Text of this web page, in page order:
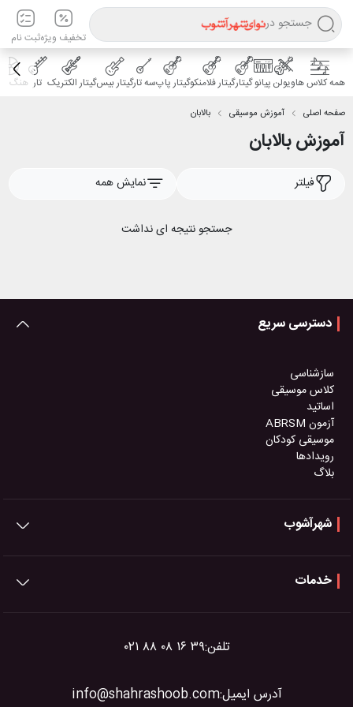
جستجو در
تخفیف ویژهثبت نام
همه کلاس هاویولن پیانوگیتارگیتار فلامنکوگیتار پاپسه تارگیتار بیسگیتار الکتریک تار هنگ
صفحه اصلی آموزش موسیقی بالابان
آموزش بالابان
فیلتر نمایش همه
جستجو نتیجه ای نداشت
تلفن:۰۲۱ ۸۸ ۰۸ ۱۶ ۳۹
آدرس ایمیل:info@shahrashoob.com
دسترسی سریع
سازشناسی
کلاس موسیقی
اساتید
آزمون ABRSM
موسیقی کودکان
رویدادها
بلاگ
شهرآشوب
خدمات